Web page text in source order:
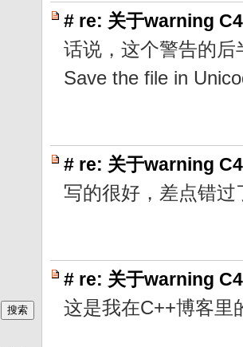
# re: 关于warning
话说，这个警告的
Save the file in
# re: 关于warning
写的很好，差点错
# re: 关于warning
这是我在C++博客